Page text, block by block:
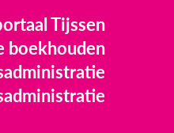
Tijssen
boekhouden